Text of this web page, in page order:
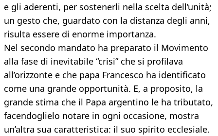
e gli aderenti, per sostenerli nella scelta dell’unità;
un gesto che, guardato con la distanza degli anni,
risulta essere di enorme importanza.
Nel secondo mandato ha preparato il Movimento
alla fase di inevitabile “crisi” che si profilava
all’orizzonte e che papa Francesco ha identificato
come una grande opportunità. E, a proposito, la
grande stima che il Papa argentino le ha tributato,
facendoglielo notare in ogni occasione, mostra
un’altra sua caratteristica: il suo spirito ecclesiale.